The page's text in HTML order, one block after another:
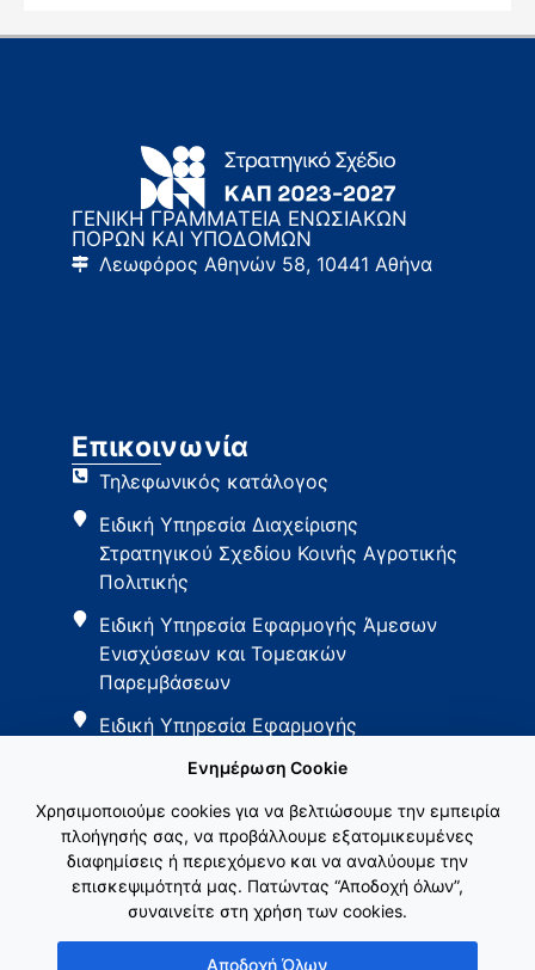
ΓΕΝΙΚΗ ΓΡΑΜΜΑΤΕΙΑ ΕΝΩΣΙΑΚΩΝ
ΠΟΡΩΝ ΚΑΙ ΥΠΟΔΟΜΩΝ
Λεωφόρος Αθηνών 58, 10441 Αθήνα
Επικοινωνία
Τηλεφωνικός κατάλογος
Ειδική Υπηρεσία Διαχείρισης
Στρατηγικού Σχεδίου Κοινής Αγροτικής
Πολιτικής
Ειδική Υπηρεσία Εφαρμογής Άμεσων
Ενισχύσεων και Τομεακών
Παρεμβάσεων
Ειδική Υπηρεσία Εφαρμογής
Εθνικό Δίκτυο ΚΑΠ
Ενημέρωση Cookie
Χρησιμοποιούμε cookies για να βελτιώσουμε την εμπειρία
πλοήγησής σας, να προβάλλουμε εξατομικευμένες
διαφημίσεις ή περιεχόμενο και να αναλύουμε την
επισκεψιμότητά μας. Πατώντας “Αποδοχή όλων”,
συναινείτε στη χρήση των cookies.
Αποδοχή Όλων